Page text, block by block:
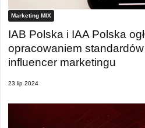
Marketing MIX
IAB Polska i IAA Polska
opracowaniem
influencer marketingu
23 lip 2024